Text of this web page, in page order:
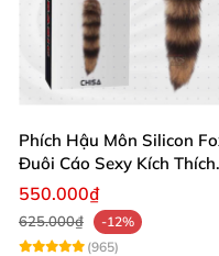
Phích Hậu Môn Silicon
Đuôi Cáo Sexy Kích Thích
Đỉnh Cao
550.000₫
625.000₫
-12%
(965)